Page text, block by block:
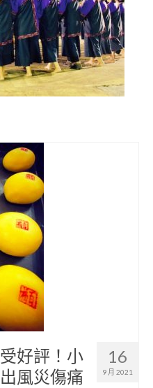
16
9 月 2021
好評！小
風災傷痛